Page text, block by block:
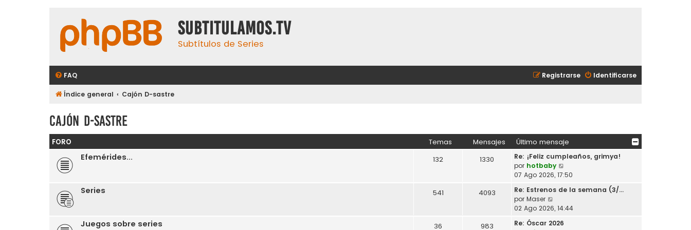
subtitulamos.tv
Subtítulos de Series
FAQ Identificarse
Registrarse
Índice general Cajón D-sastre
Cajón D-sastre
FORO Temas Mensajes Último mensaje
Efemérides... 132 1330
Re: ¡Feliz cumpleaños, grimya!
por hotbaby
e
ú
t
07 Ago 2026, 17:50
Series 541 4093
Re: Estrenos de la semana (3/…
por Maser
e
ú
02 Ago 2026, 14:44
Juegos sobre series 36 983
Re: Óscar 2026